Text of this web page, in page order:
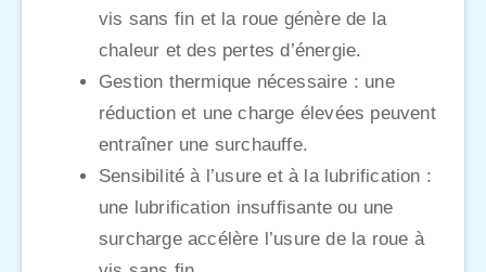
vis sans fin et la roue génère de la
chaleur et des pertes d’énergie.
Gestion thermique nécessaire : une
réduction et une charge élevées peuvent
entraîner une surchauffe.
Sensibilité à l’usure et à la lubrification :
une lubrification insuffisante ou une
surcharge accélère l’usure de la roue à